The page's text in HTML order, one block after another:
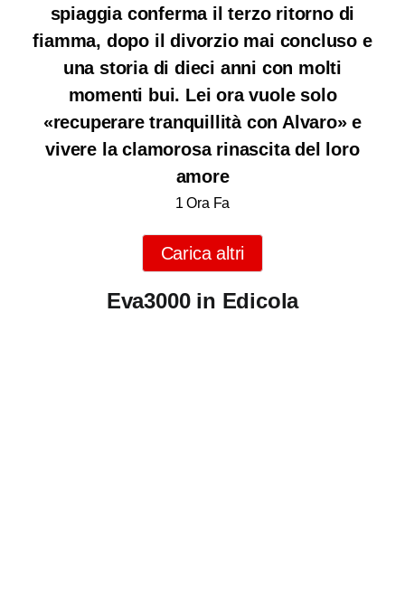
spiaggia conferma il terzo ritorno di
fiamma, dopo il divorzio mai concluso e
una storia di dieci anni con molti
momenti bui. Lei ora vuole solo
«recuperare tranquillità con Alvaro» e
vivere la clamorosa rinascita del loro
amore
1 Ora Fa
Carica altri
Eva3000 in Edicola